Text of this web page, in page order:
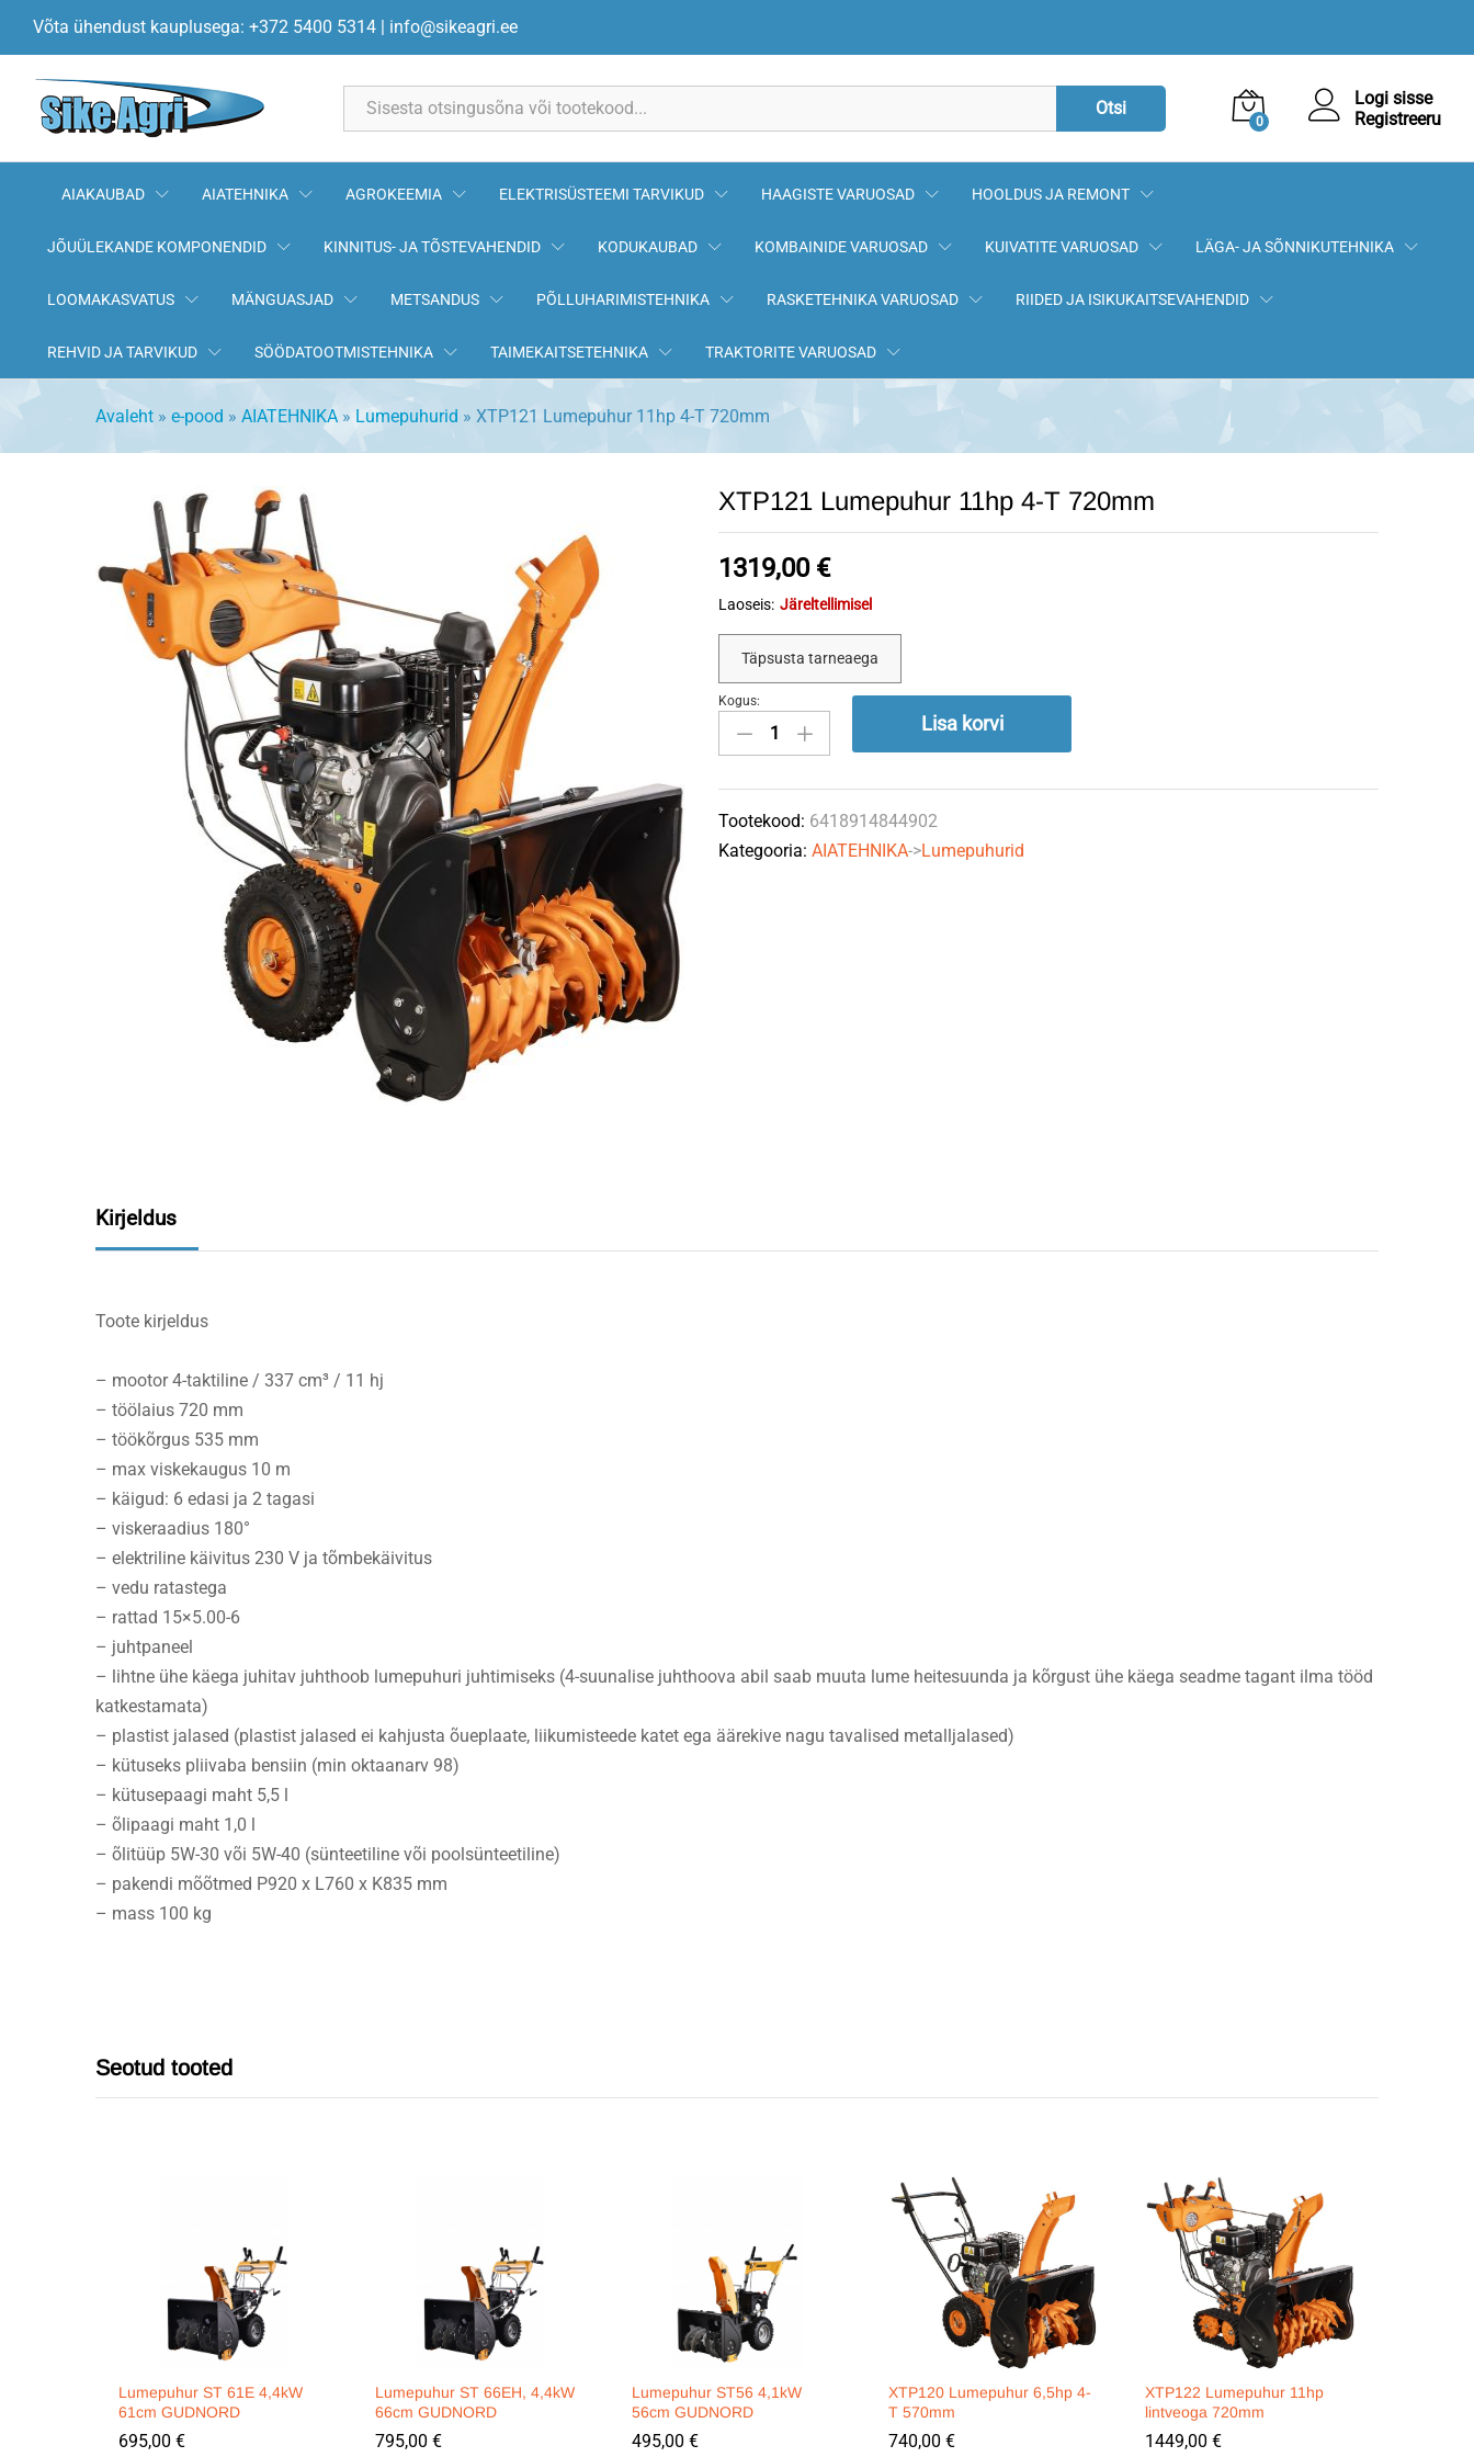
Võta ühendust kauplusega: +372 5400 5314 | info@sikeagri.ee
Otsi
0
Logi sisse
Registreeru
AIAKAUBAD AIATEHNIKA AGROKEEMIA ELEKTRISÜSTEEMI TARVIKUD HAAGISTE VARUOSAD HOOLDUS JA REMONT
JÕUÜLEKANDE KOMPONENDID KINNITUS- JA TÕSTEVAHENDID KODUKAUBAD KOMBAINIDE VARUOSAD KUIVATITE VARUOSAD LÄGA- JA SÕNNIKUTEHNIKA
LOOMAKASVATUS MÄNGUASJAD METSANDUS PÕLLUHARIMISTEHNIKA RASKETEHNIKA VARUOSAD RIIDED JA ISIKUKAITSEVAHENDID
REHVID JA TARVIKUD SÖÖDATOOTMISTEHNIKA TAIMEKAITSETEHNIKA TRAKTORITE VARUOSAD
Avaleht » e-pood » AIATEHNIKA » Lumepuhurid » XTP121 Lumepuhur 11hp 4-T 720mm
XTP121 Lumepuhur 11hp 4-T 720mm
1319,00 €
Laoseis: Järeltellimisel
Täpsusta tarneaega
XTP121
Lumepuhur
4-
T
720mm
Kogus:
Lisa korvi
Tootekood: 6418914844902
Kategooria:AIATEHNIKA->Lumepuhurid
Kirjeldus
Toote kirjeldus
– mootor 4-taktiline / 337 cm³ / 11 hj
– töölaius 720 mm
– töökõrgus 535 mm
– max viskekaugus 10 m
– käigud: 6 edasi ja 2 tagasi
– viskeraadius 180°
– elektriline käivitus 230 V ja tõmbekäivitus
– vedu ratastega
– rattad 15×5.00-6
– juhtpaneel
– lihtne ühe käega juhitav juhthoob lumepuhuri juhtimiseks (4-suunalise juhthoova abil saab muuta lume heitesuunda ja kõrgust ühe käega seadme tagant ilma tööd
katkestamata)
– plastist jalased (plastist jalased ei kahjusta õueplaate, liikumisteede katet ega äärekive nagu tavalised metalljalased)
– kütuseks pliivaba bensiin (min oktaanarv 98)
– kütusepaagi maht 5,5 l
– õlipaagi maht 1,0 l
– õlitüüp 5W-30 või 5W-40 (sünteetiline või poolsünteetiline)
– pakendi mõõtmed P920 x L760 x K835 mm
– mass 100 kg
Seotud tooted
Lumepuhur ST 61E 4,4kW
61cm GUDNORD
695,00 €
Lumepuhur ST 66EH, 4,4kW
66cm GUDNORD
795,00 €
Lumepuhur ST56 4,1kW
56cm GUDNORD
495,00 €
XTP120 Lumepuhur 6,5hp 4-
T 570mm
740,00 €
XTP122 Lumepuhur 11hp
lintveoga 720mm
1449,00 €
Kirjeldus